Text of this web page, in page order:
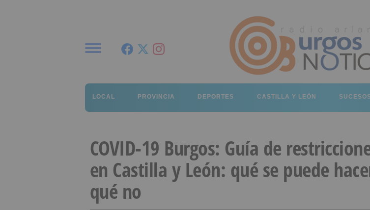
LOCAL PROVINCIA DEPORTES CASTILLA Y LEÓN
COVID-19 Burgos: Guía de
en Castilla y León: qué se puede
qué no